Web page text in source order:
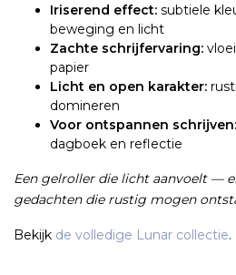
Iriserend effect: subtiele
beweging en licht
Zachte schrijfervaring:
papier
Licht en open karakter:
domineren
Voor ontspannen schrijven:
dagboek en reflectie
Een gelroller die licht aanvoelt —
gedachten die rustig mogen
Bekijk de volledige Lunar collectie.